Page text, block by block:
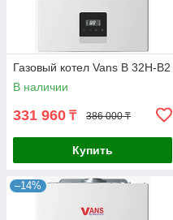
Газовый котел Vans B 32Н-B2
В наличии
331 960 ₸ 386 000 ₸
Купить
–14%